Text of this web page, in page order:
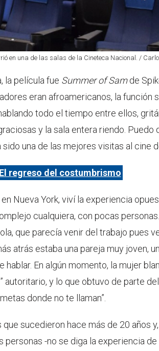
en una de las salas de la Cineteca Nacional. /
la película fue Summer of Samde
eran afroamericanos, la función
todo el tiempo entre ellos,
y la sala entera riendo. Puedo
una de las mejores visitas al cine
El regreso del costumbrismo
Nueva York, viví la experiencia
cualquiera, con pocas
que parecía venir del trabajo pues
atrás estaba una pareja muy joven,
hablar. En algún momento, la mujer
autoritario, y lo que obtuvo de parte
donde no te llaman”.
sucedieron hace más de 20 años
personas -no se diga la experiencia de